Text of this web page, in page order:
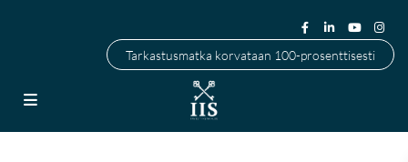
Tarkastusmatka korvataan 100-prosenttisesti